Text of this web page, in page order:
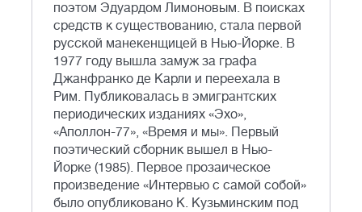
поэтом Эдуардом Лимоновым. В поисках
средств к существованию, стала первой
русской манекенщицей в Нью-Йорке. В
1977 году вышла замуж за графа
Джанфранко де Карли и переехала в
Рим. Публиковалась в эмигрантских
периодических изданиях «Эхо»,
«Аполлон-77», «Время и мы». Первый
поэтический сборник вышел в Нью-
Йорке (1985). Первое прозаическое
произведение «Интервью с самой собой»
было опубликовано К. Кузьминским под